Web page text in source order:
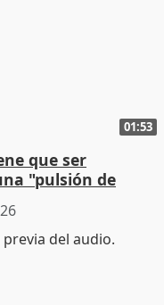
01:53
que ser
"pulsión de